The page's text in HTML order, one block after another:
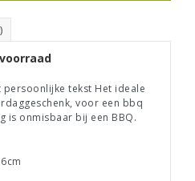
tekst Het ideale
voor een bbq
is onmisbaar bij een BBQ.